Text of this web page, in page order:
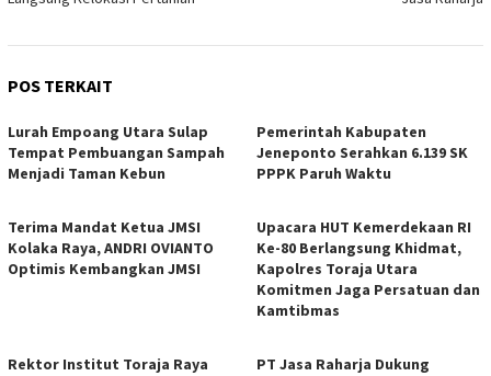
POS TERKAIT
Lurah Empoang Utara Sulap
Tempat Pembuangan Sampah
Menjadi Taman Kebun
Pemerintah Kabupaten
Jeneponto Serahkan 6.139 SK
PPPK Paruh Waktu
Terima Mandat Ketua JMSI
Kolaka Raya, ANDRI OVIANTO
Optimis Kembangkan JMSI
Upacara HUT Kemerdekaan RI
Ke-80 Berlangsung Khidmat,
Kapolres Toraja Utara
Komitmen Jaga Persatuan dan
Kamtibmas
Rektor Institut Toraja Raya
PT Jasa Raharja Dukung